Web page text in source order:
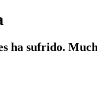
ha sufrido.